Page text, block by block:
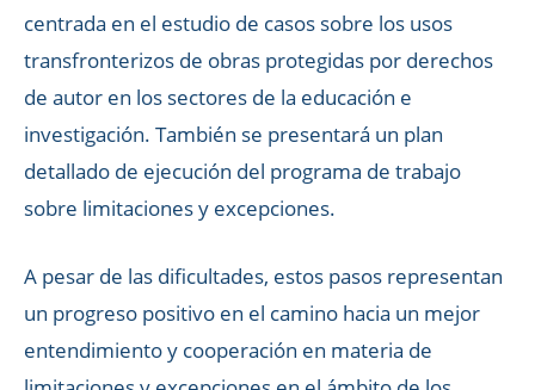
centrada en el estudio de casos sobre los usos
transfronterizos de obras protegidas por derechos
de autor en los sectores de la educación e
investigación. También se presentará un plan
detallado de ejecución del programa de trabajo
sobre limitaciones y excepciones.
A pesar de las dificultades, estos pasos representan
un progreso positivo en el camino hacia un mejor
entendimiento y cooperación en materia de